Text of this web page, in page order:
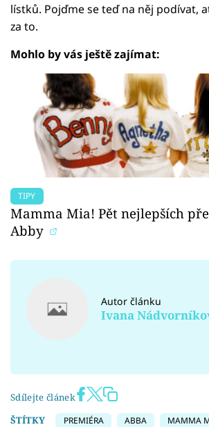
lístků. Pojďme se teď na něj podívat,
za to.
Mohlo by vás ještě zajímat:
TIPY
Mamma Mia! Pět nejlepších
Abby
Autor článku
Ivana
Sdílejte článek
ŠTÍTKY
PREMIÉRA ABBA
MAMMA